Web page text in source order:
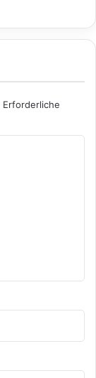
Erforderliche